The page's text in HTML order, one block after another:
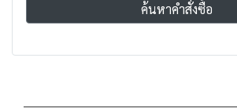
ค้นหาคำสั่งซื้อ